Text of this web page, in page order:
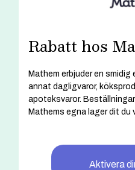
Rabatt hos
Mathem erbjuder en
annat dagligvaror,
apoteksvaror.
Mathems egna lager dit du
Aktivera